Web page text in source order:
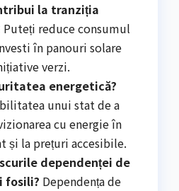
la tranziția
Puteți reduce consumul
în panouri solare
verzi.
energetică?
unui stat de a
cu energie în
și la prețuri accesibile.
dependenței de
fosili? Dependența de